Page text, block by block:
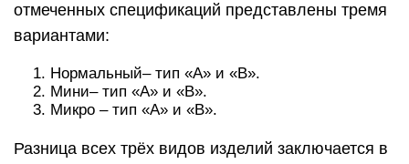
отмеченных спецификаций представлены тремя
вариантами:
Нормальный– тип «А» и «В».
Мини– тип «А» и «В».
Микро – тип «А» и «В».
Разница всех трёх видов изделий заключается в